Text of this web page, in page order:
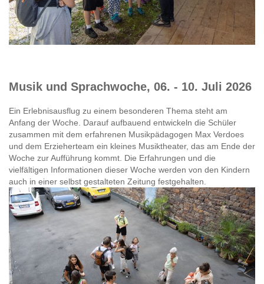
Musik und Sprachwoche, 06. - 10. Juli 2026
Ein Erlebnisausflug zu einem besonderen Thema steht am
Anfang der Woche. Darauf aufbauend entwickeln die Schüler
zusammen mit dem erfahrenen Musikpädagogen Max Verdoes
und dem Erzieherteam ein kleines Musiktheater, das am Ende der
Woche zur Aufführung kommt. Die Erfahrungen und die
vielfältigen Informationen dieser Woche werden von den Kindern
auch in einer selbst gestalteten Zeitung festgehalten.